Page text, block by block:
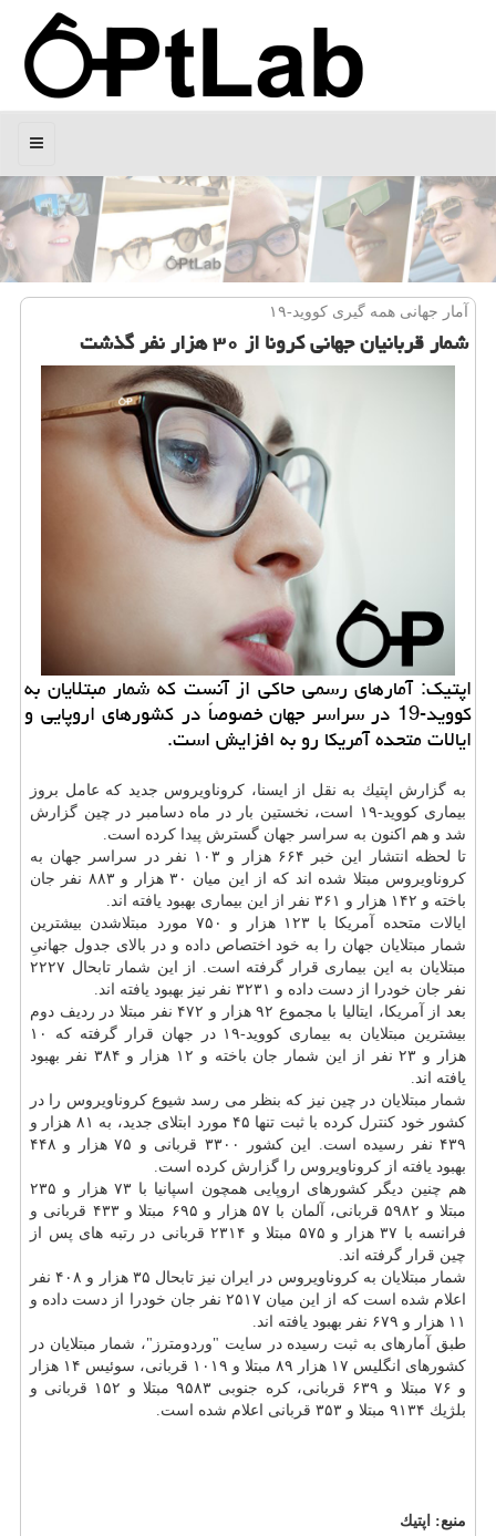
منو
آمار جهانی همه گیری كووید-۱۹
شمار قربانیان جهانی كرونا از ۳۰ هزار نفر گذشت
اپتیك: آمارهای رسمی حاكی از آنست كه شمار مبتلایان به
كووید-19 در سراسر جهان خصوصاً در كشورهای اروپایی و
ایالات متحده آمریكا رو به افزایش است.
به گزارش اپتیك به نقل از ایسنا، كروناویروس جدید كه عامل بروز
بیماری كووید-۱۹ است، نخستین بار در ماه دسامبر در چین گزارش
شد و هم اكنون به سراسر جهان گسترش پیدا كرده است.
تا لحظه انتشار این خبر ۶۶۴ هزار و ۱۰۳ نفر در سراسر جهان به
كروناویروس مبتلا شده اند كه از این میان ۳۰ هزار و ۸۸۳ نفر جان
باخته و ۱۴۲ هزار و ۳۶۱ نفر از این بیماری بهبود یافته اند.
ایالات متحده آمریكا با ۱۲۳ هزار و ۷۵۰ مورد مبتلاشدن بیشترین
شمار مبتلایان جهان را به خود اختصاص داده و در بالای جدول جهانیِ
مبتلایان به این بیماری قرار گرفته است. از این شمار تابحال ۲۲۲۷
نفر جان خودرا از دست داده و ۳۲۳۱ نفر نیز بهبود یافته اند.
بعد از آمریكا، ایتالیا با مجموع ۹۲ هزار و ۴۷۲ نفر مبتلا در ردیف دوم
بیشترین مبتلایان به بیماری كووید-۱۹ در جهان قرار گرفته كه ۱۰
هزار و ۲۳ نفر از این شمار جان باخته و ۱۲ هزار و ۳۸۴
نفر بهبود
یافته اند.
شمار مبتلایان در چین نیز كه بنظر می رسد شیوع كروناویروس را در
كشور خود كنترل
كرده با ثبت تنها ۴۵ مورد ابتلای جدید، به ۸۱ هزار و
۴۳۹ نفر رسیده است. این كشور ۳۳۰۰ قربانی و ۷۵ هزار و ۴۴۸
بهبود یافته از كروناویروس را گزارش كرده است.
هم چنین دیگر كشورهای اروپایی همچون اسپانیا با ۷۳ هزار و ۲۳۵
مبتلا و ۵۹۸۲ قربانی، آلمان با ۵۷ هزار و ۶۹۵ مبتلا و ۴۳۳ قربانی و
فرانسه با ۳۷ هزار و ۵۷۵ مبتلا و ۲۳۱۴ قربانی در رتبه های پس از
چین قرار گرفته اند.
شمار مبتلایان به كروناویروس در ایران نیز تابحال ۳۵ هزار و ۴۰۸ نفر
اعلام شده است كه از این میان ۲۵۱۷ نفر جان خودرا از دست داده و
۱۱ هزار و ۶۷۹ نفر بهبود یافته اند.
طبق آمارهای به ثبت رسیده در سایت "وردومترز"، شمار مبتلایان در
كشورهای انگلیس ۱۷ هزار ۸۹ مبتلا و ۱۰۱۹ قربانی، سوئیس ۱۴ هزار
و ۷۶ مبتلا و ۶۳۹ قربانی، كره جنوبی ۹۵۸۳ مبتلا و ۱۵۲ قربانی و
بلژیك ۹۱۳۴ مبتلا و ۳۵۳ قربانی اعلام شده است.
منبع: اپتیك